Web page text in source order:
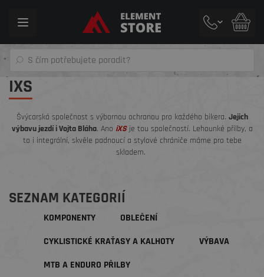
Toggle
IXS
Švýcarská společnost s výbornou ochranou pro každého bikera. Jejich
výbavu jezdí i Vojta Bláha. Ano iXS je tou společností. Lehounké přilby, a
to i integrální, skvěle padnoucí a stylové chrániče máme pro tebe
skladem.
SEZNAM KATEGORIÍ
KOMPONENTY
OBLEČENÍ
CYKLISTICKÉ KRAŤASY A KALHOTY
VÝBAVA
MTB A ENDURO PŘILBY